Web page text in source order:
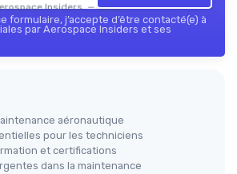
Insiders — 2026
formulaire, j’accepte d’être contacté(e) à
par Aerospace Insiders et ses
aéronautique
pour les techniciens
et certifications
dans la maintenance